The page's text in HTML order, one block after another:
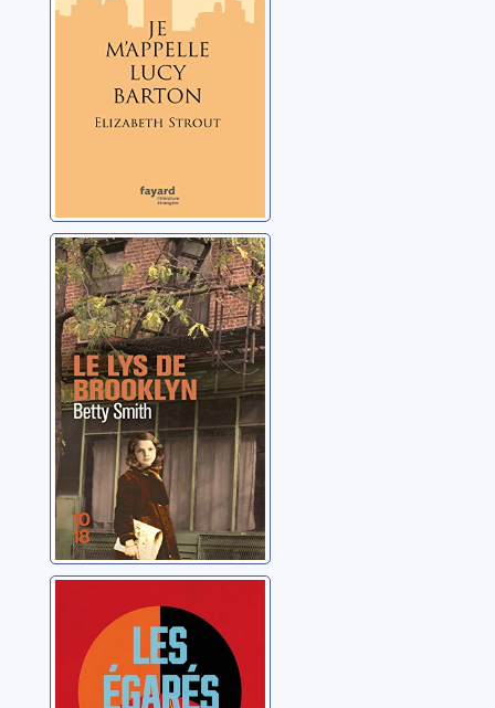
Le lys de
Brooklyn
Smith, Betty
Les égarés
Mathis, Ayana